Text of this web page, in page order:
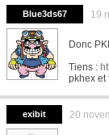
Blue3ds67 19
Donc
Tiens :
pkhex et
exibit 20